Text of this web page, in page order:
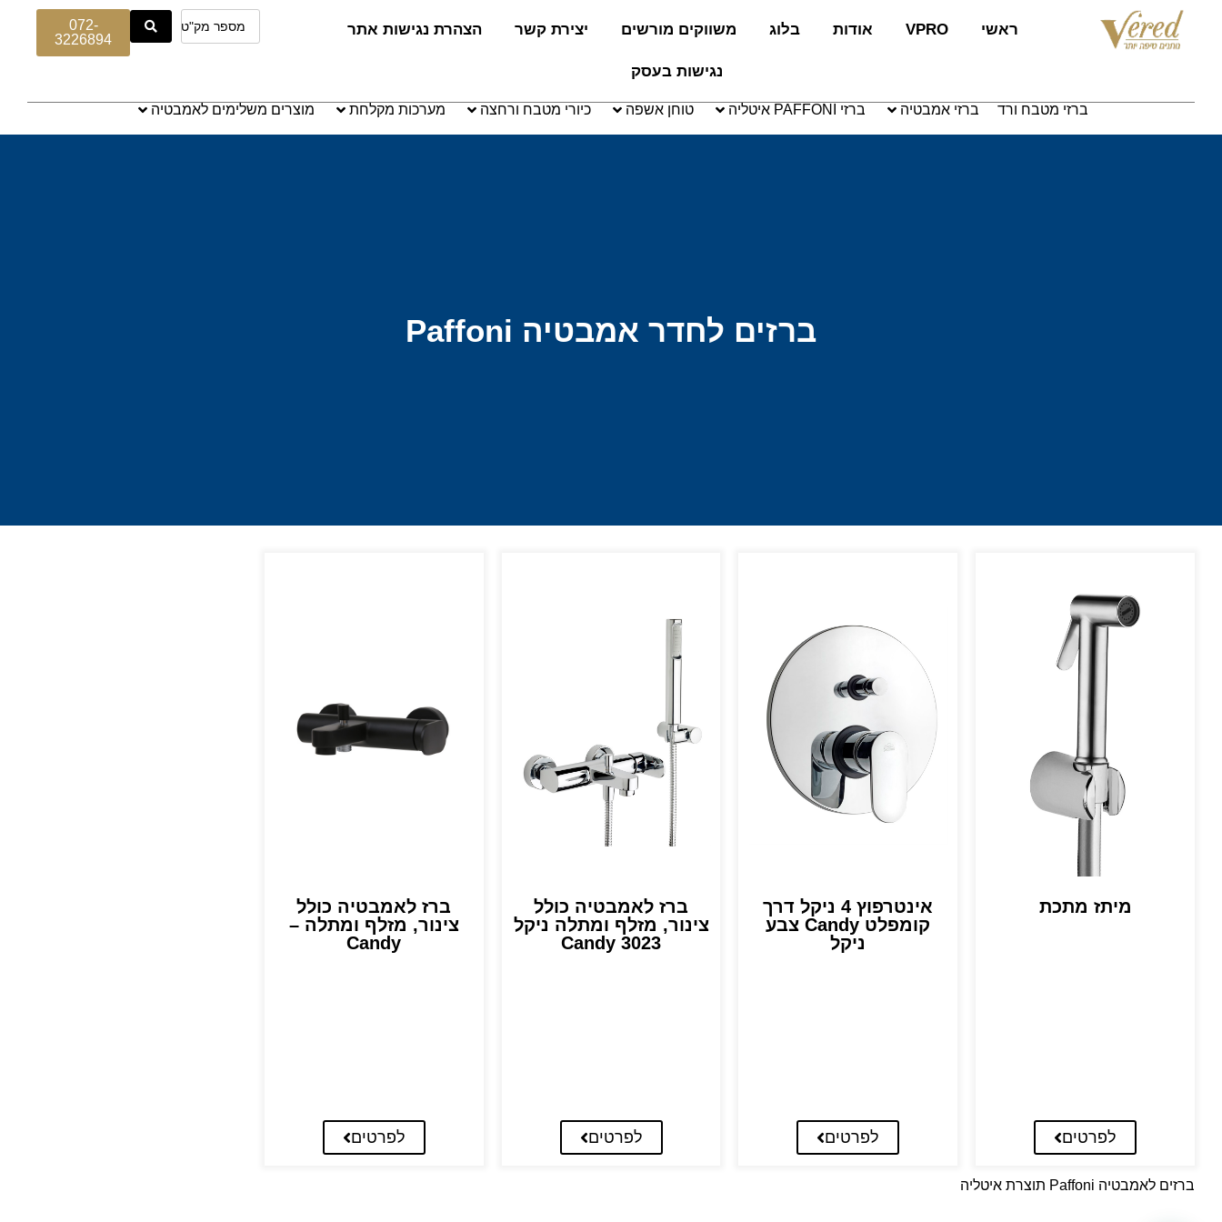
ראשי VPRO אודות בלוג משווקים מורשים יצירת קשר הצהרת נגישות אתר
נגישות בעסק
072-
3226894
ברזי מטבח ורד ברזי אמבטיה ברזי PAFFONI איטליה טוחן אשפה כיורי מטבח ורחצה מערכות מקלחת מוצרים משלימים לאמבטיה
ברזים לחדר אמבטיה Paffoni
מיתז מתכת
לפרטים
אינטרפוץ 4 ניקל דרך
קומפלט Candy צבע
ניקל
לפרטים
ברז לאמבטיה כולל
צינור, מזלף ומתלה ניקל
Candy 3023
לפרטים
ברז לאמבטיה כולל
צינור, מזלף ומתלה –
Candy
לפרטים
ברזים לאמבטיה Paffoni תוצרת איטליה